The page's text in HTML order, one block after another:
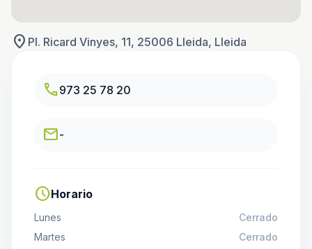
location_on Pl. Ricard Vinyes, 11, 25006 Lleida, Lleida
call973 25 78 20
email-
scheduleHorario
Lunes
Cerrado
Martes
Cerrado